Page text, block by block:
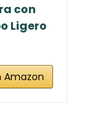
con
Ligero
Amazon